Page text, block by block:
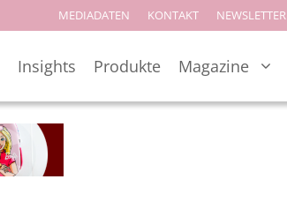
MEDIADATEN KONTAKT NEWSLETTER
Insights Produkte Magazine